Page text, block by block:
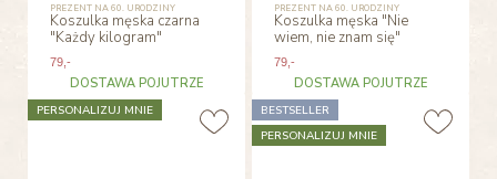
PREZENT NA 60. URODZINY
Koszulka męska czarna
"Każdy kilogram"
79,-
DOSTAWA POJUTRZE
PREZENT NA 60. URODZINY
Koszulka męska "Nie
wiem, nie znam się"
79 ,-
DOSTAWA POJUTRZE
PERSONALIZUJ MNIE
BESTSELLER
PERSONALIZUJ MNIE